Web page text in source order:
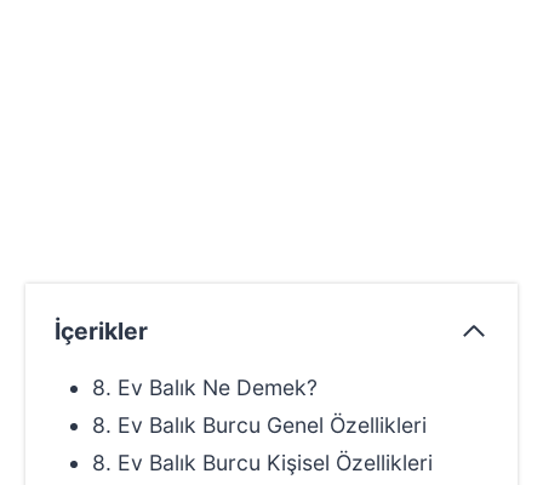
İçerikler
8. Ev Balık Ne Demek?
8. Ev Balık Burcu Genel Özellikleri
8. Ev Balık Burcu Kişisel Özellikleri